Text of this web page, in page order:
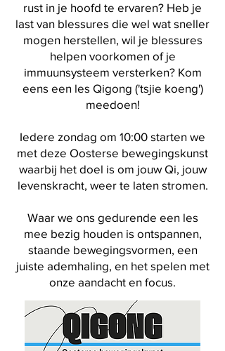
rust in je hoofd te ervaren? Heb je
last van blessures die wel wat sneller
mogen herstellen, wil je blessures
helpen voorkomen of je
immuunsysteem versterken? Kom
eens een les Qigong ('tsjie koeng')
meedoen!
Iedere zondag om 10:00 starten we
met deze Oosterse bewegingskunst
waarbij het doel is om jouw Qi, jouw
levenskracht, weer te laten stromen.
Waar we ons gedurende een les
mee bezig houden is ontspannen,
staande bewegingsvormen, een
juiste ademhaling, en het spelen met
onze aandacht en focus.